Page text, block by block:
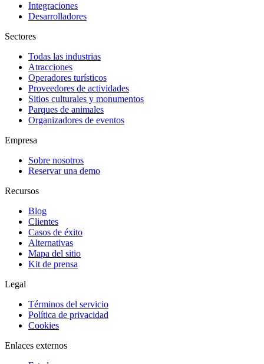
Integraciones
Desarrolladores
Sectores
Todas las industrias
Atracciones
Operadores turísticos
Proveedores de actividades
Sitios culturales y monumentos
Parques de animales
Organizadores de eventos
Empresa
Sobre nosotros
Reservar una demo
Recursos
Blog
Clientes
Casos de éxito
Alternativas
Mapa del sitio
Kit de prensa
Legal
Términos del servicio
Política de privacidad
Cookies
Enlaces externos